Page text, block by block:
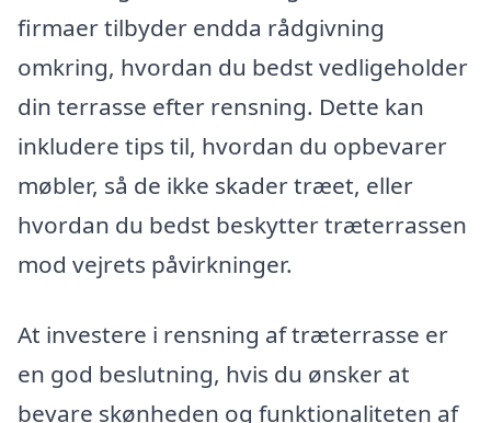
firmaer tilbyder endda rådgivning
omkring, hvordan du bedst vedligeholder
din terrasse efter rensning. Dette kan
inkludere tips til, hvordan du opbevarer
møbler, så de ikke skader træet, eller
hvordan du bedst beskytter træterrassen
mod vejrets påvirkninger.
At investere i rensning af træterrasse er
en god beslutning, hvis du ønsker at
bevare skønheden og funktionaliteten af